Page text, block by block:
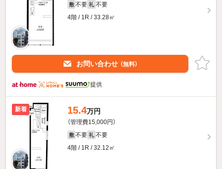
敷 不要 礼 不要
4階 / 1R / 33.28㎡
お問い合わせ （無料）
提供
新着 15.4万円
（管理費15,000円）
敷 不要 礼 不要
4階 / 1R / 32.12㎡